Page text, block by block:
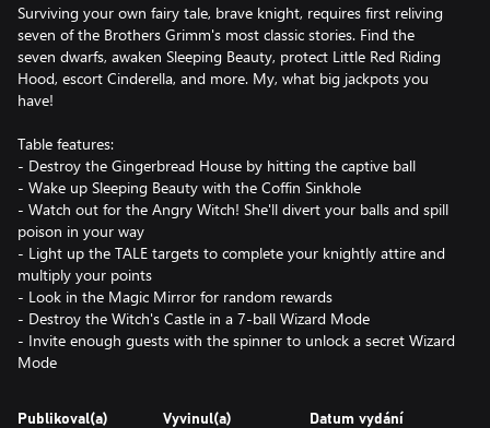
Surviving your own fairy tale, brave knight, requires first reliving
seven of the Brothers Grimm's most classic stories. Find the
seven dwarfs, awaken Sleeping Beauty, protect Little Red Riding
Hood, escort Cinderella, and more. My, what big jackpots you
have!
Table features:
- Destroy the Gingerbread House by hitting the captive ball
- Wake up Sleeping Beauty with the Coffin Sinkhole
- Watch out for the Angry Witch! She'll divert your balls and spill
poison in your way
- Light up the TALE targets to complete your knightly attire and
multiply your points
- Look in the Magic Mirror for random rewards
- Destroy the Witch's Castle in a 7-ball Wizard Mode
- Invite enough guests with the spinner to unlock a secret Wizard
Mode
Publikoval(a) Vyvinul(a) Datum vydání